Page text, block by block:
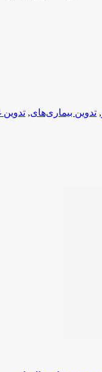
, تدوین بیماری‌های, تدوین